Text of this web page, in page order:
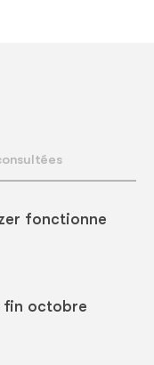
fonctionne
fin octobre